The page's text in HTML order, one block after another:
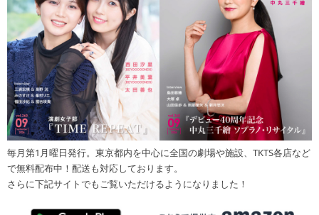
毎月第1月曜日発行。東京都内を中心に全国の劇場や施設、TKTS各店など
で無料配布中！配送も対応しております。
さらに下記サイトでもご覧いただけるようになりました！